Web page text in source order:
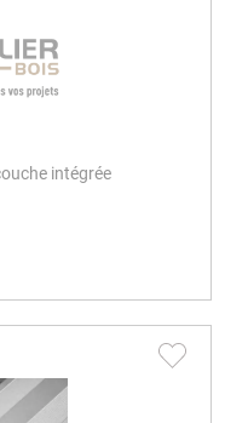
intégrée